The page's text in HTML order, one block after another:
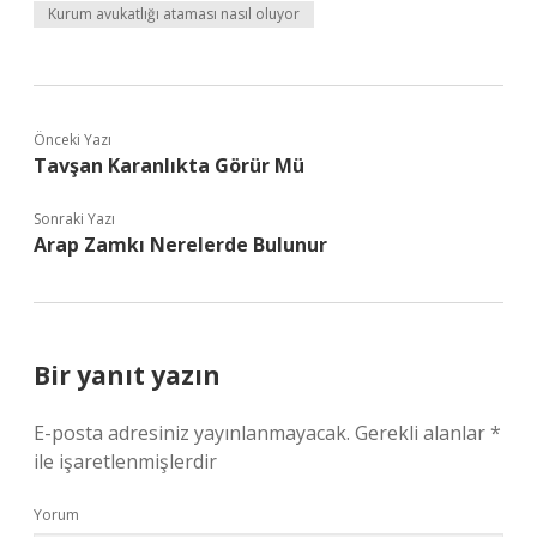
Kurum avukatlığı ataması nasıl oluyor
Önceki Yazı
Tavşan Karanlıkta Görür Mü
Sonraki Yazı
Arap Zamkı Nerelerde Bulunur
Bir yanıt yazın
E-posta adresiniz yayınlanmayacak. Gerekli alanlar*
ile işaretlenmişlerdir
Yorum